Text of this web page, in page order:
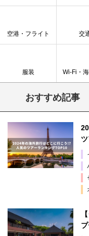
空港・フライト 交
服装 Wi-Fi・
おすすめ記事